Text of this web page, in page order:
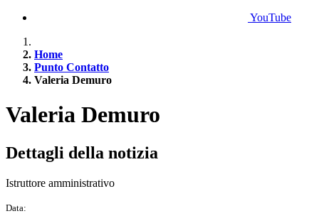
YouTube
Home
Punto Contatto
Valeria Demuro
Valeria Demuro
Dettagli della notizia
Istruttore amministrativo
Data: